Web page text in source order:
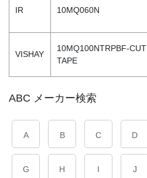
IR 10MQ060N
VISHAY
10MQ100NTRPBF-CUT
TAPE
ABC メーカー検索
A B C D
G H I J